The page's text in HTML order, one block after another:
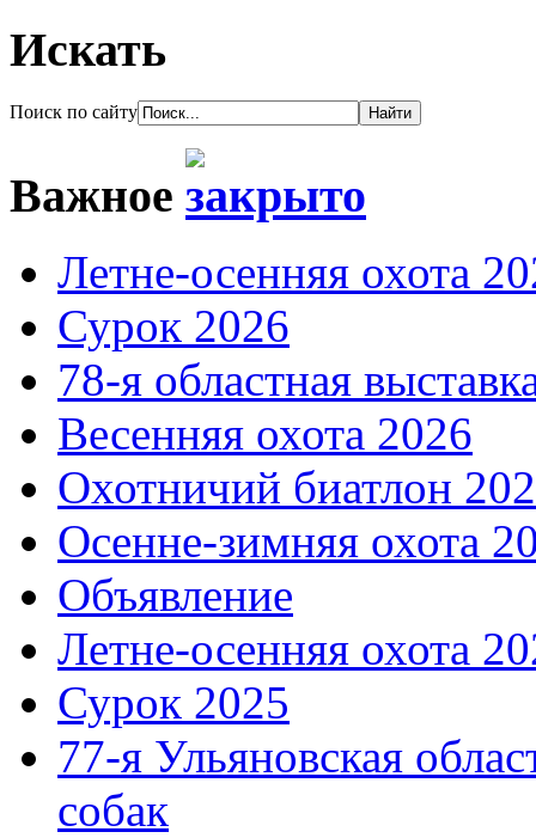
Искать
Поиск по сайту
Важное
Летне-осенняя охота
Сурок 2026
78-я областная
Весенняя охота 2026
Охотничий биатлон
Осенне-зимняя охота
Объявление
Летне-осенняя охота
Сурок 2025
77-я Ульяновская
собак